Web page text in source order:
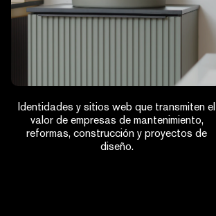
Identidades y sitios web que transmiten el
valor de empresas de mantenimiento,
reformas, construcción y proyectos de
diseño.